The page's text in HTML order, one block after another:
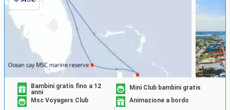
Bambini gratis fino a 12
anni
Mini Club bambini gratis
Msc Voyagers Club
Animazione a bordo